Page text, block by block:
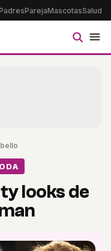
ParejaMascotasSalud
looks de